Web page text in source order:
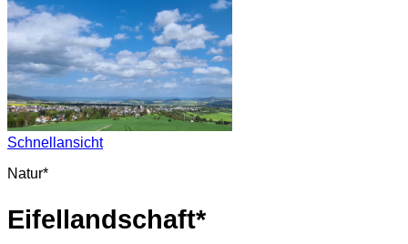
Schnellansicht
Natur*
Eifellandschaft*